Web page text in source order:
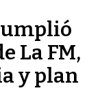
La FM,
y plan